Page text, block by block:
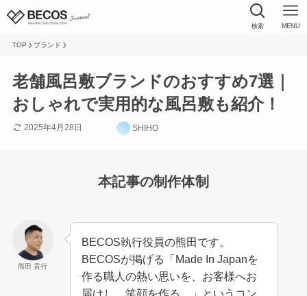
検索 MENU
TOP ブランド
老舗風呂敷ブランドのおすすめ7選｜
おしゃれで実用的な風呂敷も紹介！
2025年4月28日 SHIHO
本記事の制作体制
熊田 貴行
BECOS執行役員の熊田です。
BECOSが掲げる「Made In Japanを
作る職人の熱い思いを、お客様へお
届けし、笑顔を作る。」というコン